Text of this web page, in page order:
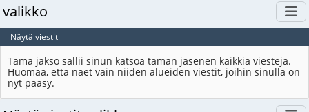
valikko
Näytä viestit
Tämä jakso sallii sinun katsoa tämän jäsenen kaikkia viestejä.
Huomaa, että näet vain niiden alueiden viestit, joihin sinulla on
nyt pääsy.